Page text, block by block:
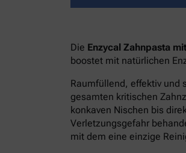
Die Enzycal Zahnpasta
boostet mit natürlichen
Raumfüllend, effektiv und
gesamten kritischen
konkaven Nischen bis
Verletzungsgefahr
mit dem eine einzige